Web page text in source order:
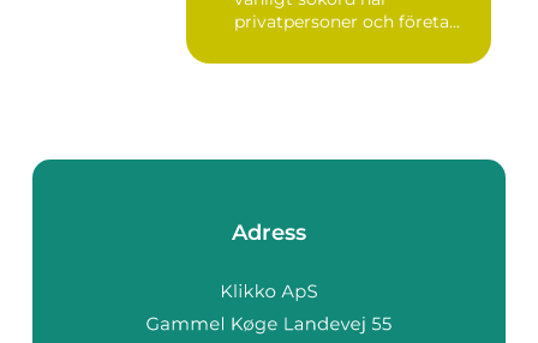
privatpersoner och företa...
Adress